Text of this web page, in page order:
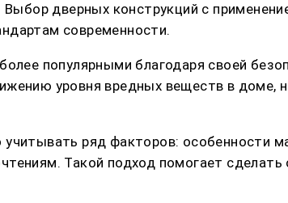
Выбор дверных конструкций с
современности.
популярными благодаря своей
уровня вредных веществ в доме,
ряд факторов: особенности
Такой подход помогает